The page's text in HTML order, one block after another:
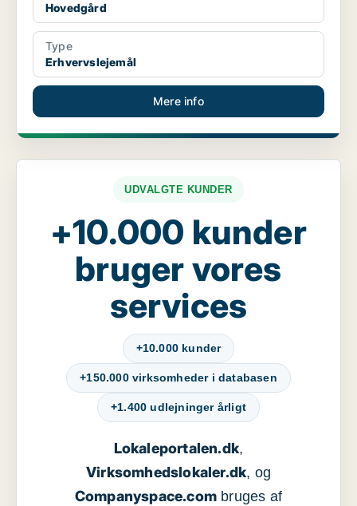
Hovedgård
Type
Erhvervslejemål
Mere info
UDVALGTE KUNDER
+10.000 kunder
bruger vores
services
+10.000 kunder
+150.000 virksomheder i databasen
+1.400 udlejninger årligt
Lokaleportalen.dk,
Virksomhedslokaler.dk, og
Companyspace.com bruges af